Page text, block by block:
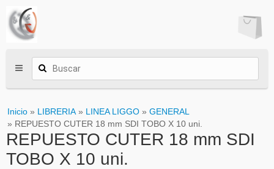
Inicio » LIBRERIA » LINEA LIGGO » GENERAL
» REPUESTO CUTER 18 mm SDI TOBO X 10 uni.
REPUESTO CUTER 18 mm SDI
TOBO X 10 uni.